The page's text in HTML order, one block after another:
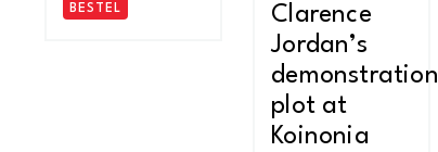
BESTEL
Clarence
Jordan’s
demonstration
plot at
Koinonia